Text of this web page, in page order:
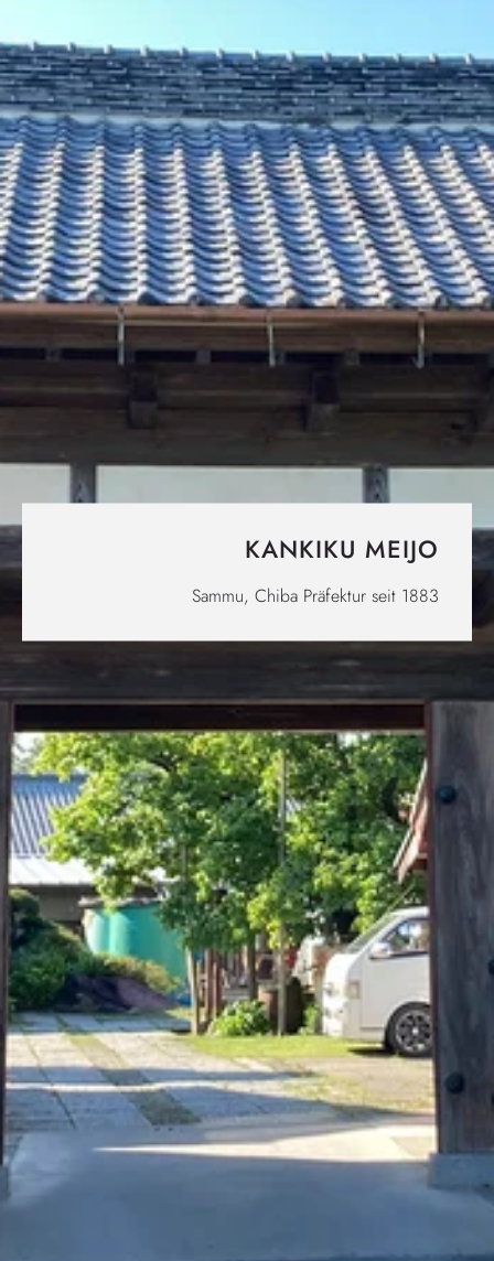
KANKIKU MEIJO
Sammu, Chiba Präfektur seit 1883